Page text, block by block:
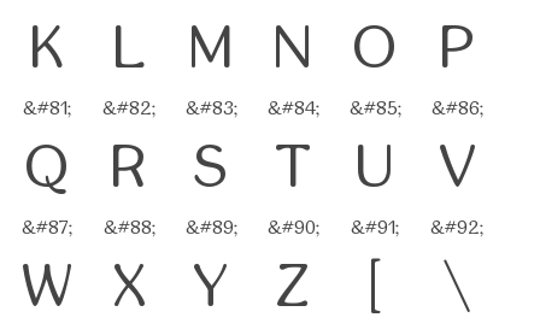
K L M N O P
&#81;
Q
&#82;
R
&#83;
S
&#84;
T
&#85;
U
&#86;
V
&#87;
W
&#88;
X
&#89;
Y
&#90;
Z
&#91; &#92;
\